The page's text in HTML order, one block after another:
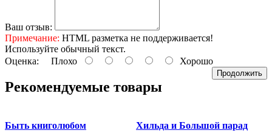
Ваш отзыв:
Примечание: HTML разметка не поддерживается!
Используйте обычный текст.
Оценка: Плохо Хорошо
Продолжить
Рекомендуемые товары
Быть книголюбом Хильда и Большой парад